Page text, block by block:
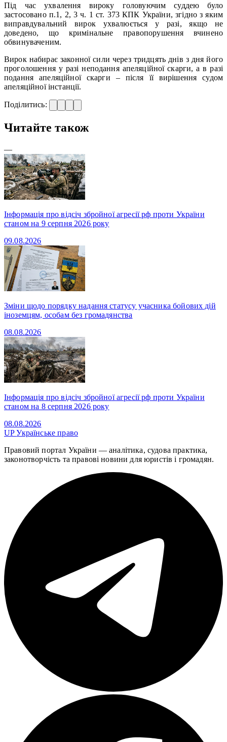
Під час ухвалення вироку головуючим суддею було
застосовано п.1, 2, 3 ч. 1 ст. 373 КПК України, згідно з яким
виправдувальний вирок ухвалюється у разі, якщо не
доведено, що кримінальне правопорушення вчинено
обвинуваченим.
Вирок набирає законної сили через тридцять днів з дня його
проголошення у разі неподання апеляційної скарги, а в разі
подання апеляційної скарги – після її вирішення судом
апеляційної інстанції.
Поділитись:
Читайте також
—
Інформація про відсіч збройної агресії рф проти України
станом на 9 серпня 2026 року
09.08.2026
Зміни щодо порядку надання статусу учасника бойових дій
іноземцям, особам без громадянства
08.08.2026
Інформація про відсіч збройної агресії рф проти України
станом на 8 серпня 2026 року
08.08.2026
UPУкраїнське право
Правовий портал України — аналітика, судова практика,
законотворчість та правові новини для юристів і громадян.